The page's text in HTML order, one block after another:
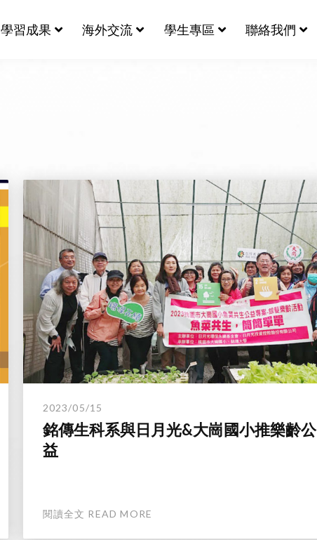
學習成果 海外交流 學生專區 聯絡我們
2023/05/15
銘傳生科系與日月光&大崗國小推樂齡公
益
閱讀全文 READ MORE